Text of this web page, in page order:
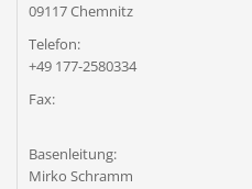
09117 Chemnitz
Telefon:
+49 177-2580334
Fax:
Basenleitung:
Mirko Schramm